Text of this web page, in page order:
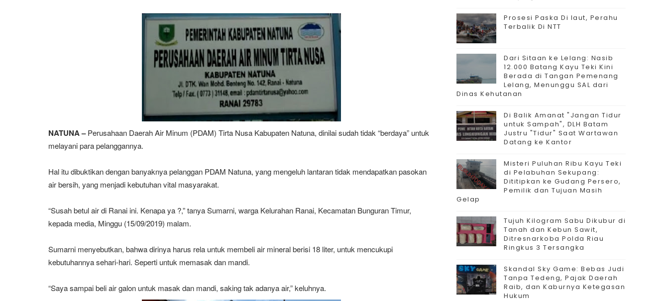
NATUNA –Perusahaan Daerah Air Minum (PDAM) Tirta Nusa Kabupaten Natuna, dinilai sudah tidak “berdaya” untuk
melayani para pelanggannya.
Hal itu dibuktikan dengan banyaknya pelanggan PDAM Natuna, yang mengeluh lantaran tidak mendapatkan pasokan
air bersih, yang menjadi kebutuhan vital masyarakat.
“Susah betul air di Ranai ini. Kenapa ya ?,” tanya Sumarni, warga Kelurahan Ranai, Kecamatan Bunguran Timur,
kepada media, Minggu (15/09/2019) malam.
Sumarni menyebutkan, bahwa dirinya harus rela untuk membeli air mineral berisi 18 liter, untuk mencukupi
kebutuhannya sehari-hari. Seperti untuk memasak dan mandi.
“Saya sampai beli air galon untuk masak dan mandi, saking tak adanya air,” keluhnya.
Prosesi Paska Di laut, Perahu
Terbalik Di NTT
Dari Sitaan ke Lelang: Nasib
12.000 Batang Kayu Teki Kini
Berada di Tangan Pemenang
Lelang, Menunggu SAL dari
Dinas Kehutanan
Di Balik Amanat "Jangan Tidur
untuk Sampah", DLH Batam
Justru "Tidur" Saat Wartawan
Datang ke Kantor
Misteri Puluhan Ribu Kayu Teki
di Pelabuhan Sekupang:
Dititipkan ke Gudang Persero,
Pemilik dan Tujuan Masih
Gelap
Tujuh Kilogram Sabu Dikubur di
Tanah dan Kebun Sawit,
Ditresnarkoba Polda Riau
Ringkus 3 Tersangka
Skandal Sky Game: Bebas Judi
Tanpa Tedeng, Pajak Daerah
Raib, dan Kaburnya Ketegasan
Hukum